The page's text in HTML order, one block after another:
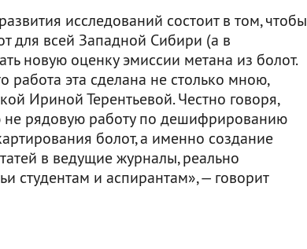
исследований состоит в том, чтобы
для всей Западной Сибири (а в
новую оценку эмиссии метана из болот.
работа эта сделана не столько мною,
Ириной Терентьевой. Честно говоря,
не рядовую работу по дешифрированию
болот, а именно создание
в ведущие журналы, реально
студентам и аспирантам», — говорит